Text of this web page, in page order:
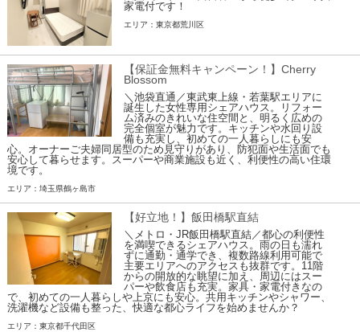
家電付です！
エリア：東京都荒川区
【保証金無料キャンペーン！】Cherry
Blossom
＼池袋直通／東武東上線・若葉駅エリアに
誕生した女性専用シェアハウス。リフォー
ム済みのきれいな住空間と、明るく広めの
完全個室が魅力です。キッチンや水回り設
備も充実し、初めての一人暮らしにも安
心。オーナーご夫婦同居型のため見守りがあり、防犯面や生活面でも
安心して暮らせます。スーパーや商業施設も近く、利便性の高い住環
境です。
エリア：埼玉県鶴ヶ島市
【好立地！】飯田橋駅直結
＼メトロ・JR飯田橋駅直結／都心の利便性
を満喫できるシェアハウス。雨の日も濡れ
ずに通勤・通学でき、複数路線利用可能で
主要エリアへのアクセスも抜群です。11階
からの開放的な眺望に加え、周辺にはスー
パーや飲食店も充実。家具・家電付きなの
で、初めての一人暮らしや上京にも安心。共用キッチンやシャワー、
洗濯機など設備も整った、快適な都心ライフを始めませんか？
エリア：東京都千代田区